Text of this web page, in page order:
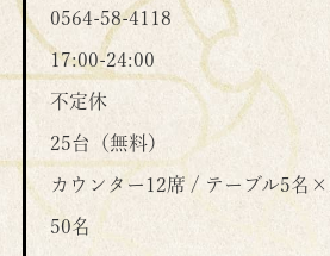
0564-58-4118
17:00-24:00
不定休
25台（無料）
カウンター12席 / テーブル5
50名